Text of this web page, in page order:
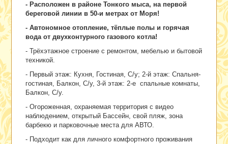
- Расположен в районе Тонкого мыса, на первой
береговой линии в 50-и метрах от Моря!
- Автономное отопление, тёплые полы и горячая
вода от двухконтурного газового котла!
- Трёхэтажное строение с ремонтом, мебелью и бытовой
техникой.
- Первый этаж: Кухня, Гостиная, С/у; 2-й этаж: Спальня-
гостиная, Балкон, С/у, 3-й этаж: 2-е спальные комнаты,
Балкон, С/у.
- Огороженная, охраняемая территория с видео
наблюдением, открытый Бассейн, свой пляж, зона
барбекю и парковочные места для АВТО.
- Подходит как для личного комфортного проживания